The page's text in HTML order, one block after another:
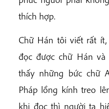
thích hợp.
Chữ Hán tôi viết rất
đọc được chữ Hán và
thấy những bức chữ
Pháp lồng kính treo
khi đọc thì người ta